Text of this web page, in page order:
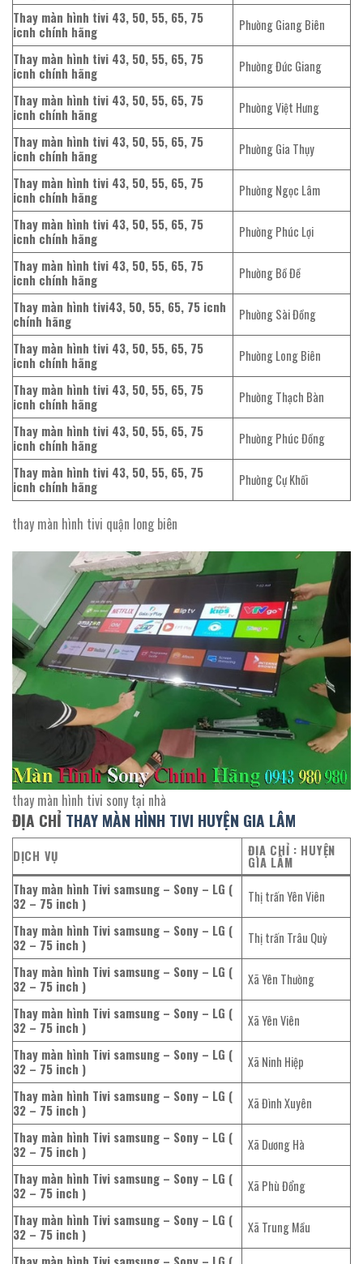
Thay màn hình tivi 43, 50, 55, 65, 75
icnh chính hãng
Phường Giang Biên
Thay màn hình tivi 43, 50, 55, 65, 75
icnh chính hãng
Phường Đức Giang
Thay màn hình tivi 43, 50, 55, 65, 75
icnh chính hãng
Phường Việt Hưng
Thay màn hình tivi 43, 50, 55, 65, 75
icnh chính hãng
Phường Gia Thụy
Thay màn hình tivi 43, 50, 55, 65, 75
icnh chính hãng
Phường Ngọc Lâm
Thay màn hình tivi 43, 50, 55, 65, 75
icnh chính hãng
Phường Phúc Lợi
Thay màn hình tivi 43, 50, 55, 65, 75
icnh chính hãng
Phường Bồ Đề
Thay màn hình tivi43, 50, 55, 65, 75 icnh
chính hãng
Phường Sài Đồng
Thay màn hình tivi 43, 50, 55, 65, 75
icnh chính hãng
Phường Long Biên
Thay màn hình tivi 43, 50, 55, 65, 75
icnh chính hãng
Phường Thạch Bàn
Thay màn hình tivi 43, 50, 55, 65, 75
icnh chính hãng
Phường Phúc Đồng
Thay màn hình tivi 43, 50, 55, 65, 75
icnh chính hãng
Phường Cự Khối
thay màn hình tivi quận long biên
thay màn hình tivi sony tại nhà
ĐỊA CHỈ THAY MÀN HÌNH TIVI HUYỆN GIA LÂM
DỊCH VỤ ĐỊA CHỈ : HUYỆN
GIA LÂM
Thay màn hình Tivi samsung – Sony – LG (
32 – 75 inch )
Thị trấn Yên Viên
Thay màn hình Tivi samsung – Sony – LG (
32 – 75 inch )
Thị trấn Trâu Quỳ
Thay màn hình Tivi samsung – Sony – LG (
32 – 75 inch )
Xã Yên Thường
Thay màn hình Tivi samsung – Sony – LG (
32 – 75 inch )
Xã Yên Viên
Thay màn hình Tivi samsung – Sony – LG (
32 – 75 inch )
Xã Ninh Hiệp
Thay màn hình Tivi samsung – Sony – LG (
32 – 75 inch )
Xã Đình Xuyên
Thay màn hình Tivi samsung – Sony – LG (
32 – 75 inch )
Xã Dương Hà
Thay màn hình Tivi samsung – Sony – LG (
32 – 75 inch )
Xã Phù Đổng
Thay màn hình Tivi samsung – Sony – LG (
32 – 75 inch )
Xã Trung Mầu